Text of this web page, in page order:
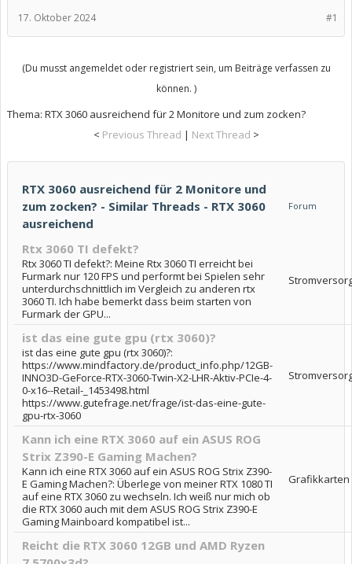
#1
17. Oktober 2024
(Du musst angemeldet oder registriert sein, um Beiträge verfassen zu
können. )
Thema: RTX 3060 ausreichend für 2 Monitore und zum zocken?
< Previous Thread | Next Thread >
RTX 3060 ausreichend für 2 Monitore und
zum zocken? - Similar Threads - RTX 3060
ausreichend
Forum
Rtx 3060 TI defekt?
Rtx 3060 TI defekt?: Meine Rtx 3060 TI erreicht bei
Furmark nur 120 FPS und performt bei Spielen sehr
unterdurchschnittlich im Vergleich zu anderen rtx
3060 TI. Ich habe bemerkt dass beim starten von
Furmark der GPU...
ist das eine gute gpu (rtx 3060)?
ist das eine gute gpu (rtx 3060)?:
https://www.mindfactory.de/product_info.php/12GB-
INNO3D-GeForce-RTX-3060-Twin-X2-LHR-Aktiv-PCIe-4-
0-x16--Retail-_1453498.html
https://www.gutefrage.net/frage/ist-das-eine-gute-
gpu-rtx-3060
Kann ich eine RTX 3060 auf ein ASUS ROG
Strix Z390-E Gaming Machen?
Kann ich eine RTX 3060 auf ein ASUS ROG Strix Z390-
E Gaming Machen?: Überlege von meiner RTX 1080 TI
auf eine RTX 3060 zu wechseln. Ich weiß nur mich ob
die RTX 3060 auch mit dem ASUS ROG Strix Z390-E
Gaming Mainboard kompatibel ist...
Grafikkarten
Reicht die RTX 3060 12GB und AMD Ryzen